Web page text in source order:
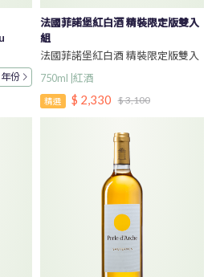
年份
法國菲諾堡紅白酒 精裝限定版雙入
組
法國菲諾堡紅白酒 精裝限定版雙入
組
750ml |紅酒
精選 $ 2,330 $ 3,100